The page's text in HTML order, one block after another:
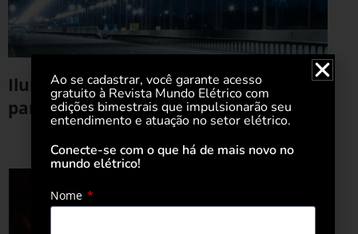
Iluminação pública em LED contribui
para pauta ESG
20 de abril de 2022
Ao se cadastrar, você garante acesso
gratuito à Revista Mundo Elétrico com
edições bimestrais que impulsionarão seu
entendimento e atuação no setor elétrico.
Conecte-se com o que há de mais novo no
mundo elétrico!
Nome